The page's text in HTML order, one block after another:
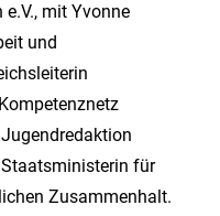
mit Yvonne
und
für
Zusammenhalt.